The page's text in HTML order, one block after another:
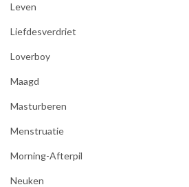
Leven
Liefdesverdriet
Loverboy
Maagd
Masturberen
Menstruatie
Morning-Afterpil
Neuken